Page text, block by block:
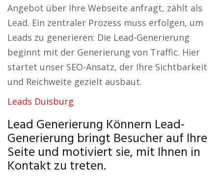
Angebot über Ihre Webseite anfragt, zählt als
Lead. Ein zentraler Prozess muss erfolgen, um
Leads zu generieren: Die Lead-Generierung
beginnt mit der Generierung von Traffic. Hier
startet unser SEO-Ansatz, der Ihre Sichtbarkeit
und Reichweite gezielt ausbaut.
Leads Duisburg
Lead Generierung Könnern Lead-
Generierung bringt Besucher auf Ihre
Seite und motiviert sie, mit Ihnen in
Kontakt zu treten.